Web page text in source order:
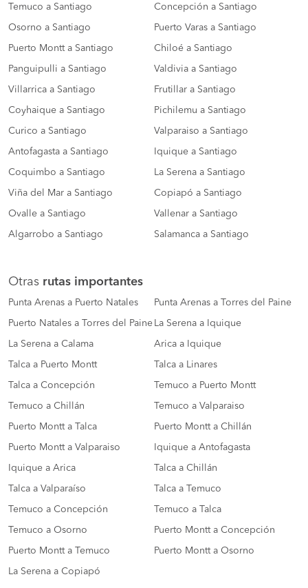
Temuco a Santiago Concepción a Santiago
Osorno a Santiago Puerto Varas a Santiago
Puerto Montt a Santiago Chiloé a Santiago
Panguipulli a Santiago Valdivia a Santiago
Villarrica a Santiago Frutillar a Santiago
Coyhaique a Santiago Pichilemu a Santiago
Curico a Santiago Valparaiso a Santiago
Antofagasta a Santiago Iquique a Santiago
Coquimbo a Santiago La Serena a Santiago
Viña del Mar a Santiago Copiapó a Santiago
Ovalle a Santiago Vallenar a Santiago
Algarrobo a Santiago Salamanca a Santiago
Otras rutas importantes
Punta Arenas a Puerto Natales Punta Arenas a Torres del Paine
Puerto Natales a Torres del Paine La Serena a Iquique
La Serena a Calama Arica a Iquique
Talca a Puerto Montt Talca a Linares
Talca a Concepción Temuco a Puerto Montt
Temuco a Chillán Temuco a Valparaiso
Puerto Montt a Talca Puerto Montt a Chillán
Puerto Montt a Valparaiso Iquique a Antofagasta
Iquique a Arica Talca a Chillán
Talca a Valparaíso Talca a Temuco
Temuco a Concepción Temuco a Talca
Temuco a Osorno Puerto Montt a Concepción
Puerto Montt a Temuco Puerto Montt a Osorno
La Serena a Copiapó